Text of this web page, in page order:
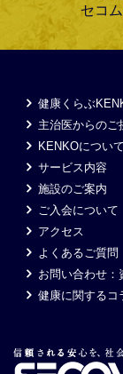
セコ
健康くらぶ
主治医からのご
KENKOについて
サービス内容
施設のご案内
ご入会について
アクセス
よくあるご質問
お問い合わせ：
健康に関するコ